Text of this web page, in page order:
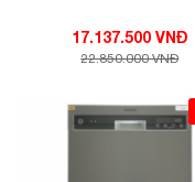
17.137.500 VNĐ
22.850.000 VNĐ